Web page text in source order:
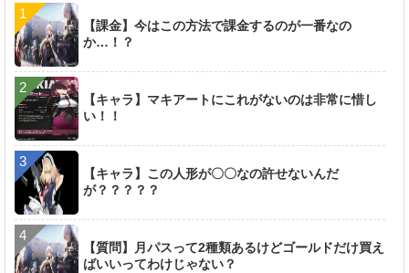
【課金】今はこの方法で課金するのが一番なの
か…！？
【キャラ】マキアートにこれがないのは非常に惜し
い！！
【キャラ】この人形が〇〇なの許せないんだ
が？？？？？
【質問】月パスって2種類あるけどゴールドだけ買え
ばいいってわけじゃない？